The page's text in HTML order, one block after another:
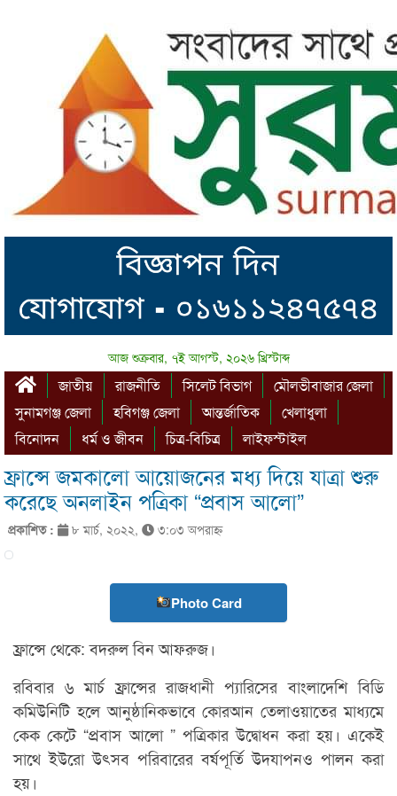
আজ শুক্রবার, ৭ই আগস্ট, ২০২৬ খ্রিস্টাব্দ
জাতীয় রাজনীতি সিলেট বিভাগ
মৌলভীবাজার জেলা
সুনামগঞ্জ জেলা
হবিগঞ্জ জেলা আন্তর্জাতিক
খেলাধুলা
বিনোদন
ধর্ম ও জীবন চিত্র-বিচিত্র লাইফস্টাইল
ফ্রান্সে জমকালো আয়োজনের মধ্য দিয়ে যাত্রা শুরু
করেছে অনলাইন পত্রিকা “প্রবাস আলো”
প্রকাশিত : ৮ মার্চ, ২০২২, ৩:০৩ অপরাহ্ণ
Photo Card
ফ্রান্সে থেকে: বদরুল বিন আফরুজ।
রবিবার ৬ মার্চ ফ্রান্সের রাজধানী প্যারিসের বাংলাদেশি বিডি
কমিউনিটি হলে আনুষ্ঠানিকভাবে কোরআন তেলাওয়াতের মাধ্যমে
কেক কেটে “প্রবাস আলো ” পত্রিকার উদ্বোধন করা হয়। একেই
সাথে ইউরো উৎসব পরিবারের বর্ষপূর্তি উদযাপনও পালন করা
হয়।